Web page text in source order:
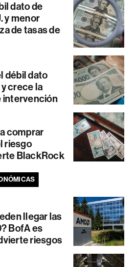
dato de
y menor
de tasas de
débil dato
y crece la
intervención
comprar
riesgo
BlackRock
llegar las
BofA es
riesgos